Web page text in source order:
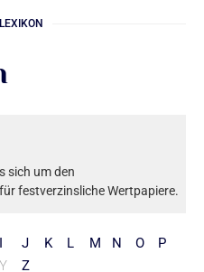
J K L M N O
P
Y Z
sich um den
festverzinsliche Wertpapiere.